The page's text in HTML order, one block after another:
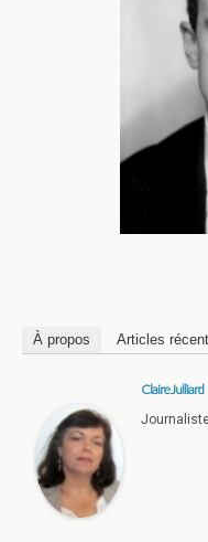
À propos Articles
Claire Julliard